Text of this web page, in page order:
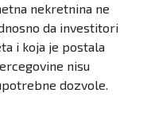
nekretnina ne
da investitori
i koja je postala
nisu
dozvole.